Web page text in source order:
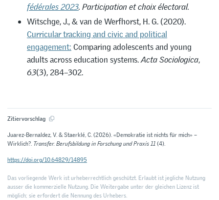
fédérales 2023. Participation et choix électoral.
Witschge, J., & van de Werfhorst, H. G. (2020).
Curricular tracking and civic and political
engagement: Comparing adolescents and young
adults across education systems.Acta Sociologica,
63(3), 284–302.
Zitiervorschlag
Juarez-Bernaldez, V. & Staerklé, C. (2026). «Demokratie ist nichts für mich» –
Wirklich?. Transfer. Berufsbildung in Forschung und Praxis 11(4).
https://doi.org/10.64829/14895
Das vorliegende Werk ist urheberrechtlich geschützt. Erlaubt ist jegliche Nutzung
ausser die kommerzielle Nutzung. Die Weitergabe unter der gleichen Lizenz ist
möglich; sie erfordert die Nennung des Urhebers.